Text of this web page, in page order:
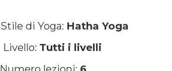
Stile di Yoga: Hatha Yoga
Livello: Tutti i livelli